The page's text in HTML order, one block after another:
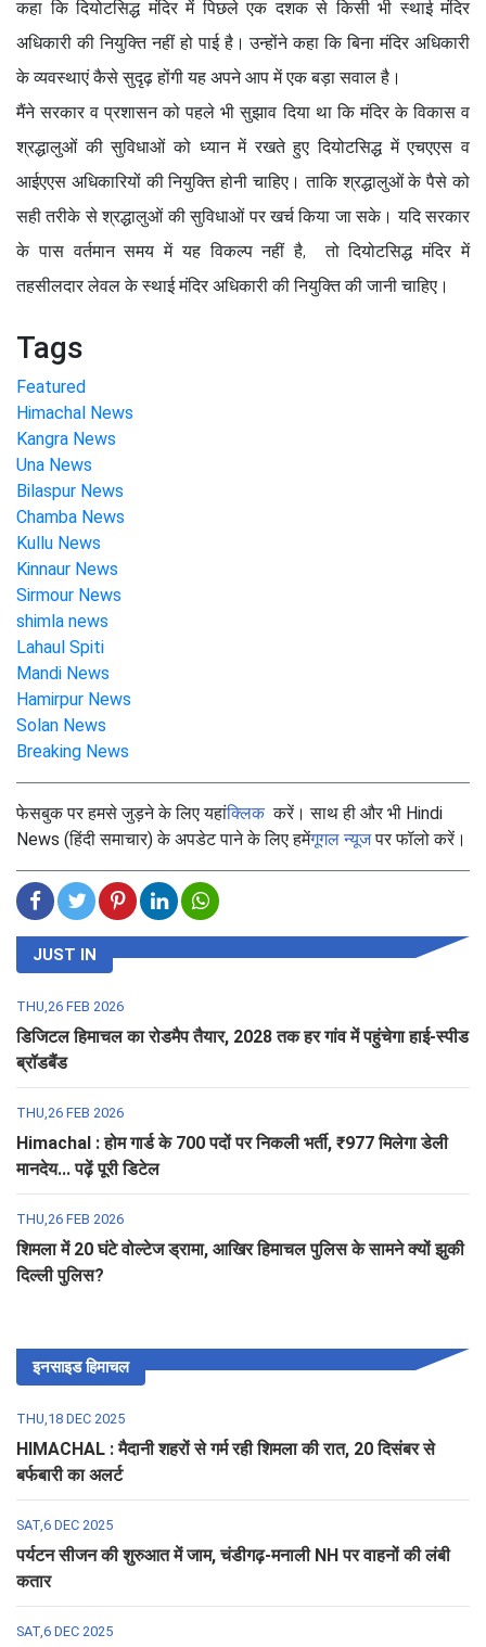
कहा कि दियोटसिद्ध मंदिर में पिछले एक दशक से किसी भी स्थाई मंदिर
अधिकारी की नियुक्ति नहीं हो पाई है। उन्होंने कहा कि बिना मंदिर अधिकारी
के व्यवस्थाएं कैसे सुदृढ़ होंगी यह अपने आप में एक बड़ा सवाल है।
मैंने सरकार व प्रशासन को पहले भी सुझाव दिया था कि मंदिर के विकास व
श्रद्धालुओं की सुविधाओं को ध्यान में रखते हुए दियोटसिद्ध में एचएएस व
आईएएस अधिकारियों की नियुक्ति होनी चाहिए। ताकि श्रद्धालुओं के पैसे को
सही तरीके से श्रद्धालुओं की सुविधाओं पर खर्च किया जा सके। यदि सरकार
के पास वर्तमान समय में यह विकल्प नहीं है, तो दियोटसिद्ध मंदिर में
तहसीलदार लेवल के स्थाई मंदिर अधिकारी की नियुक्ति की जानी चाहिए।
Tags
Featured
Himachal News
Kangra News
Una News
Bilaspur News
Chamba News
Kullu News
Kinnaur News
Sirmour News
shimla news
Lahaul Spiti
Mandi News
Hamirpur News
Solan News
Breaking News
फेसबुक पर हमसे जुड़ने के लिए यहांक्लिककरें। साथ ही और भी Hindi
News (हिंदी समाचार) के अपडेट पाने के लिए हमेंगूगल न्यूजपर फॉलो करें।
JUST IN
THU,26 FEB 2026
डिजिटल हिमाचल का रोडमैप तैयार, 2028 तक हर गांव में पहुंचेगा हाई-स्पीड
ब्रॉडबैंड
THU,26 FEB 2026
Himachal : होम गार्ड के 700 पदों पर निकली भर्ती, ₹977 मिलेगा डेली
मानदेय... पढ़ें पूरी डिटेल
THU,26 FEB 2026
शिमला में 20 घंटे वोल्टेज ड्रामा, आखिर हिमाचल पुलिस के सामने क्यों झुकी
दिल्ली पुलिस?
इनसाइड हिमाचल
THU,18 DEC 2025
HIMACHAL : मैदानी शहरों से गर्म रही शिमला की रात, 20 दिसंबर से
बर्फबारी का अलर्ट
SAT,6 DEC 2025
पर्यटन सीजन की शुरुआत में जाम, चंडीगढ़-मनाली NH पर वाहनों की लंबी
कतार
SAT,6 DEC 2025